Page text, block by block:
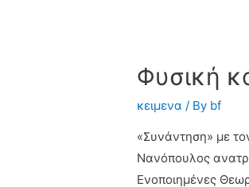
Φυσική
κειμενα / By bf
«Συνάντηση» με
Νανόπουλος
Ενοποιημένες